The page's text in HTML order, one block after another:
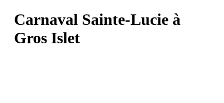
Carnaval Sainte-Lucie à
Gros Islet